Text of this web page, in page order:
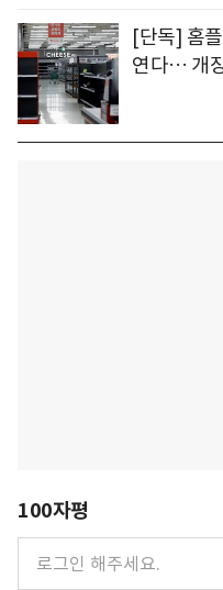
[단독] 홈
연다… 개
100자평